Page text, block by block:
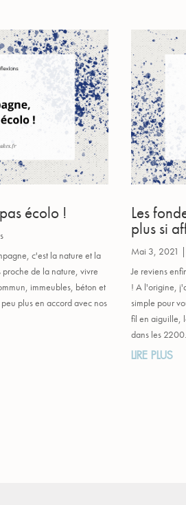
écolo !
c'est la nature et la
de la nature, vivre
immeubles, béton et
plus en accord avec nos
Les
plus si
Mai 3, 2021
Je reviens
! A l'origine,
simple pour
fil en aiguille,
dans les
LIRE PLUS